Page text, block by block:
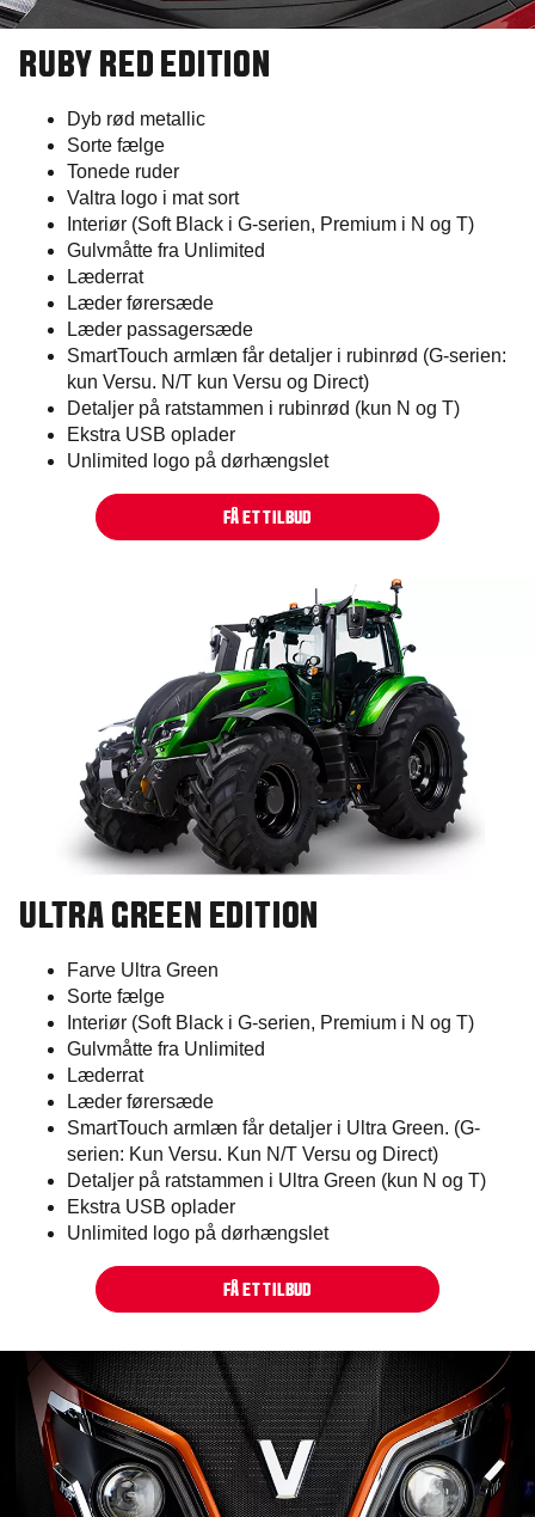
RUBY RED EDITION​
Dyb rød metallic
Sorte fælge
Tonede ruder
Valtra logo i mat sort
Interiør (Soft Black i G-serien, Premium i N og T)
Gulvmåtte fra Unlimited
Læderrat
Læder førersæde
Læder passagersæde
SmartTouch armlæn får detaljer i rubinrød (G-serien:
kun Versu. N/T kun Versu og Direct)
Detaljer på ratstammen i rubinrød (kun N og T)
Ekstra USB oplader
Unlimited logo på dørhængslet
FÅ ET TILBUD
ULTRA GREEN EDITION​
Farve Ultra Green
Sorte fælge ​
Interiør (Soft Black i G-serien, Premium i N og T)
Gulvmåtte fra Unlimited
Læderrat
Læder førersæde
SmartTouch armlæn får detaljer i Ultra Green. (G-
serien: Kun Versu. Kun N/T Versu og Direct)
Detaljer på ratstammen i Ultra Green (kun N og T)
Ekstra USB oplader
Unlimited logo på dørhængslet
FÅ ET TILBUD